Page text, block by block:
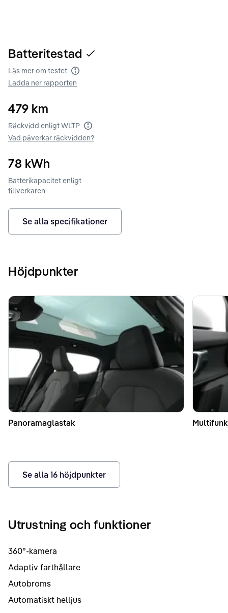
Batteritestad
Läs mer om testet Batteritest
Ladda ner rapporten
479 km
Räckvidd enligt WLTP Räckvidd enligt WLTP
Vad påverkar räckvidden?
78 kWh
Batterikapacitet enligt
tillverkaren
Se alla specifikationer
Höjdpunkter
Panoramaglastak
Se alla 16 höjdpunkter
Utrustning och funktioner
360°-kamera
Adaptiv farthållare
Autobroms
Automatiskt helljus